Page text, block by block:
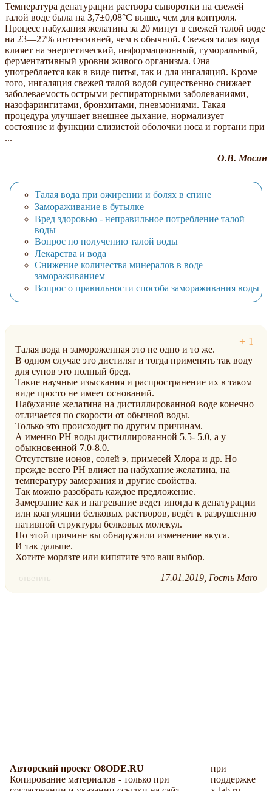
Температура денатурации раствора сыворотки на свежей
талой воде была на 3,7±0,08°С выше, чем для контроля.
Процесс набухания желатина за 20 минут в свежей талой воде
на 23—27% интенсивней, чем в обычной. Свежая талая вода
влияет на энергетический, информационный, гуморальный,
ферментативный уровни живого организма. Она
употребляется как в виде питья, так и для ингаляций. Кроме
того, ингаляция свежей талой водой существенно снижает
заболеваемость острыми респираторными заболеваниями,
назофарингитами, бронхитами, пневмониями. Такая
процедура улучшает внешнее дыхание, нормализует
состояние и функции слизистой оболочки носа и гортани при
...
О.В. Мосин
Талая вода при ожирении и болях в спине
Замораживание в бутылке
Вред здоровью - неправильное потребление талой
воды
Вопрос по получению талой воды
Лекарства и вода
Снижение количества минералов в воде
замораживанием
Вопрос о правильности способа замораживания воды
Талая вода и замороженная это не одно и то же.
В одном случае это дистилят и тогда применять так воду
для супов это полный бред.
Такие научные изыскания и распространение их в таком
виде просто не имеет оснований.
Набухание желатина на дистиллированной воде конечно
отличается по скорости от обычной воды.
Только это происходит по другим причинам.
А именно PH воды дистиллированной 5.5- 5.0, а у
обыкновенной 7.0-8.0.
Отсутствие ионов, солей э, примесей Хлора и др. Но
прежде всего РH влияет на набухание желатина, на
температуру замерзания и другие свойства.
Так можно разобрать каждое предложение.
Замерзание как и нагревание ведет иногда к денатурации
или коагуляции белковых растворов, ведёт к разрушению
нативной структуры белковых молекул.
По этой причине вы обнаружили изменение вкуса.
И так дальше.
Хотите морлзте или кипятите это ваш выбор.
ответить 17.01.2019 Гость Maro
Авторский проект O8ODE.RU
Копирование материалов - только при
при
поддержке